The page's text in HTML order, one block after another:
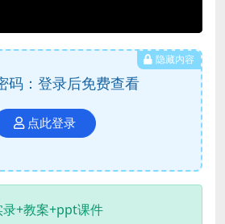
隐藏内容
码：登录后免费查看
点此登录
+教案+ppt课件